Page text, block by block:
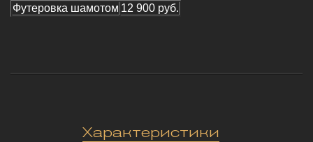
Футеровка шамотом 12 900 руб.
Характеристики